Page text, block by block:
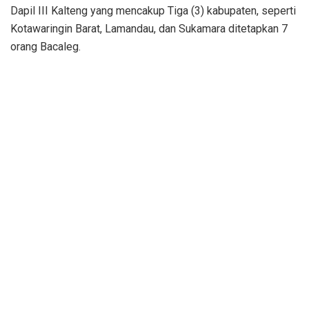
Dapil III Kalteng yang mencakup Tiga (3) kabupaten, seperti
Kotawaringin Barat, Lamandau, dan Sukamara ditetapkan 7
orang Bacaleg.